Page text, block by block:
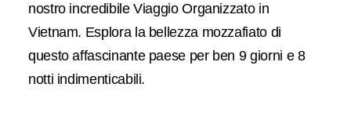
nostro incredibile Viaggio Organizzato in
Vietnam. Esplora la bellezza mozzafiato di
questo affascinante paese per ben 9 giorni e 8
notti indimenticabili.